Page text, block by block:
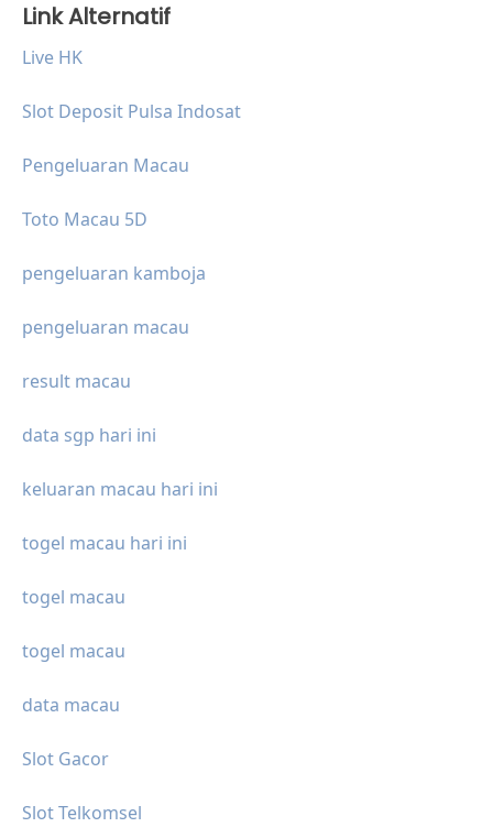
Link Alternatif
Live HK
Slot Deposit Pulsa Indosat
Pengeluaran Macau
Toto Macau 5D
pengeluaran kamboja
pengeluaran macau
result macau
data sgp hari ini
keluaran macau hari ini
togel macau hari ini
togel macau
togel macau
data macau
Slot Gacor
Slot Telkomsel